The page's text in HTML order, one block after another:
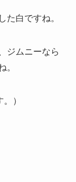
た白ですね。
ジムニーなら
。
）